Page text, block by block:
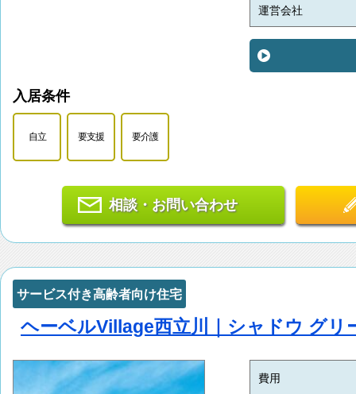
運営会社
入居条件
自立 要支援 要介護
相談・お問い合わせ
サービス付き高齢者向け住宅
ヘーベルVillage西立川｜シャドウ グリ
費用